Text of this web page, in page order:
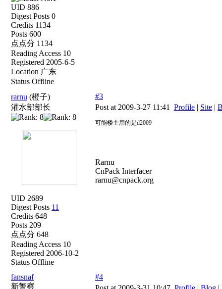
UID 886
Digest Posts 0
Credits 1134
Posts 600
点点分 1134
Reading Access 10
Registered 2005-6-5
Location 广东
Status Offline
rarnu (橙子)
灌水部部长
UID 2689
Digest Posts 11
Credits 648
Posts 209
点点分 648
Reading Access 10
Registered 2006-10-2
Status Offline
#3
Post at 2009-3-27 11:41 Profile | Site |
可能楼主用的是d2009
Rarnu
CnPack Interfacer
rarnu@cnpack.org
fansnaf
新警察
#4